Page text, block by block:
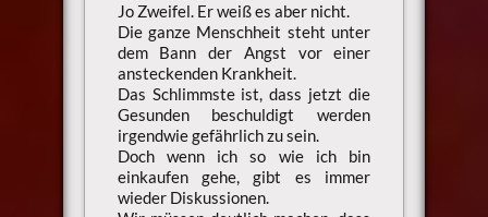
Jo Zweifel. Er weiß es aber nicht.
Die ganze Menschheit steht unter
dem Bann der Angst vor einer
ansteckenden Krankheit.
Das Schlimmste ist, dass jetzt die
Gesunden beschuldigt werden
irgendwie gefährlich zu sein.
Doch wenn ich so wie ich bin
einkaufen gehe, gibt es immer
wieder Diskussionen.